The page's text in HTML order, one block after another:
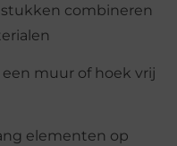
stukken combineren
muur of hoek vrij
elementen op